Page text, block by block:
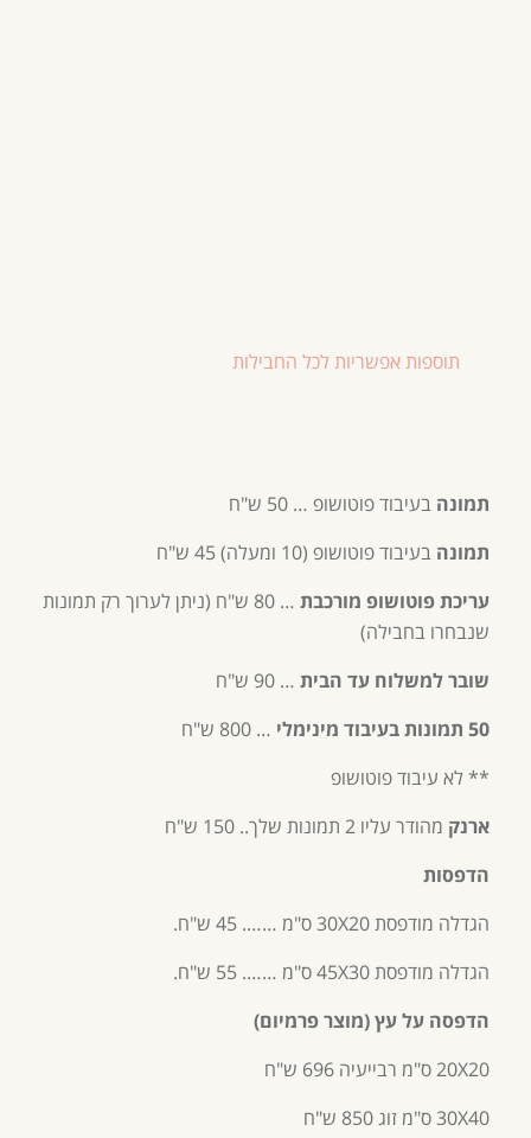
תוספות אפשריות לכל החבילות
תמונה בעיבוד פוטושופ … 50 ש"ח
תמונה בעיבוד פוטושופ (10 ומעלה) 45 ש"ח
עריכת פוטושופ מורכבת
… 80 ש"ח (ניתן לערוך רק תמונות
שנבחרו בחבילה)
שובר למשלוח עד הבית … 90 ש"ח
50 תמונות בעיבוד מינימלי
… 800 ש"ח
** לא עיבוד פוטושופ
ארנק מהודר עליו 2 תמונות שלך.. 150 ש"ח
הדפסות
הגדלה מודפסת 30X20 ס"מ ……. 45 ש"ח.
הגדלה מודפסת 45X30 ס"מ ……. 55 ש"ח.
הדפסה על עץ (מוצר פרמיום)
20X20 ס"מ רבייעיה 696 ש"ח
30X40 ס"מ זוג 850 ש"ח